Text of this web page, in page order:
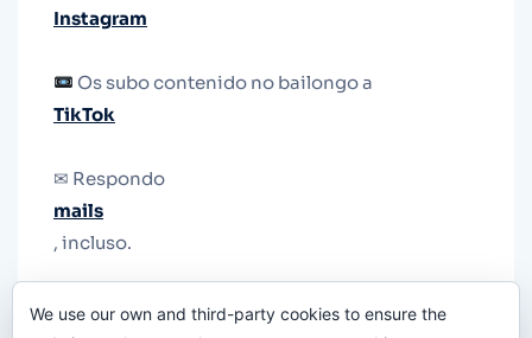
Instagram
Os subo contenido no bailongo a
TikTok
✉ Respondo
mails
, incluso.
le quiten el teléfono.
We use our own and third-party cookies to ensure the